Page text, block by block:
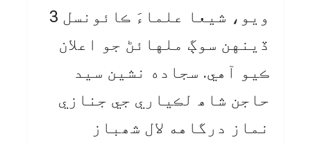
ويو، شيعا علماءَ ڪائونسل 3
ڏينهن سوڳ ملهائڻ جو اعلان
ڪيو آهي. سجاده نشين سيد
حاجن شاھ لڪياري جي جنازي
نماز درگاهه لال شھباز